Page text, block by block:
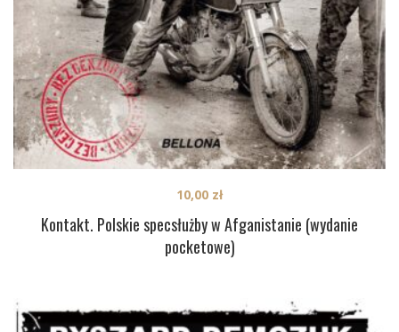
Kontakt. Polskie specsłużby w Afganistanie (wydanie
pocketowe)
10,00 zł